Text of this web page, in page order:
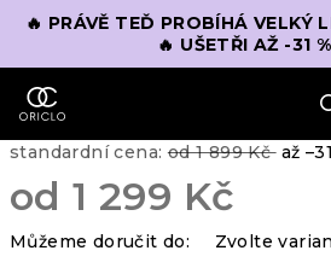
🔥 PRÁVĚ TEĎ PROBÍHÁ VELKÝ
🔥 UŠETŘI AŽ -31
standardní cena: od 1 899 Kč až
od1 299 Kč
Měrná
Můžeme doručit do: Zvolte